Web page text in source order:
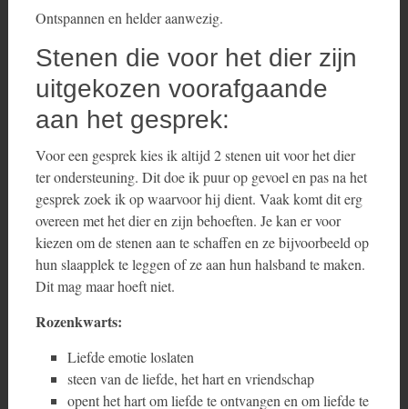
Ontspannen en helder aanwezig.
Stenen die voor het dier zijn
uitgekozen voorafgaande
aan het gesprek:
Voor een gesprek kies ik altijd 2 stenen uit voor het dier
ter ondersteuning. Dit doe ik puur op gevoel en pas na het
gesprek zoek ik op waarvoor hij dient. Vaak komt dit erg
overeen met het dier en zijn behoeften. Je kan er voor
kiezen om de stenen aan te schaffen en ze bijvoorbeeld op
hun slaapplek te leggen of ze aan hun halsband te maken.
Dit mag maar hoeft niet.
Rozenkwarts:
Liefde emotie loslaten
steen van de liefde, het hart en vriendschap
opent het hart om liefde te ontvangen en om liefde te